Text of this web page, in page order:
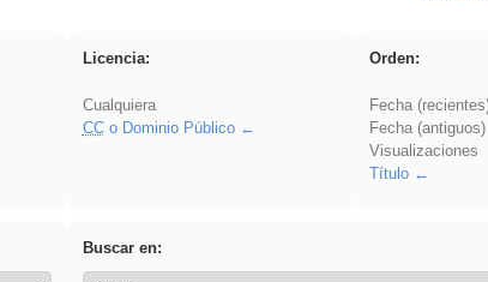
Licencia:
Cualquiera
CCo Dominio Público
Orden:
Fecha
Fecha (antiguos)
Visualizaciones
Título
Buscar en: